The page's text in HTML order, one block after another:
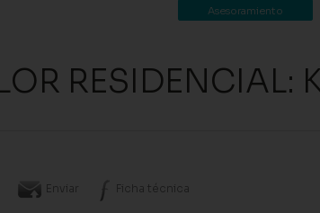
Asesoramiento
RESIDENCIAL:
Enviar Ficha técnica